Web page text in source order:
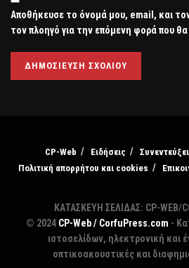
Αποθήκευσε το όνομά μου, email, και
τον πλοηγό για την επόμενη φορά που
CP-Web Ειδήσεις
Πολιτική απορρήτου και cookies
ΚΑΤΑΣΚΕΥΗ ΣΕΛΙΔΑΣ: CP-WEB/
© 2024 CP-Web / CorfuPress.com -
ιστοσελίδων, ηλεκτρονική και
οπτικοακουστικές και